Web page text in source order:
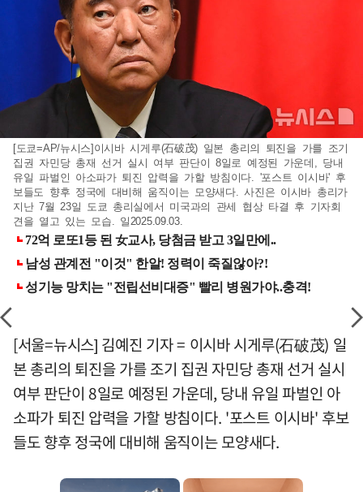
[도쿄=AP/뉴시스]이시바 시게루(石破茂) 일본 총리의 퇴진을 가를 조기
집권 자민당 총재 선거 실시 여부 판단이 8일로 예정된 가운데, 당내
유일 파벌인 아소파가 퇴진 압력을 가할 방침이다. '포스트 이시바' 후
보들도 향후 정국에 대비해 움직이는 모양새다. 사진은 이시바 총리가
지난 7월 23일 도쿄 총리실에서 미국과의 관세 협상 타결 후 기자회
견을 열고 있는 모습. 일2025.09.03.
[서울=뉴시스] 김예진 기자 = 이시바 시게루(石破茂) 일
본 총리의 퇴진을 가를 조기 집권 자민당 총재 선거 실시
여부 판단이 8일로 예정된 가운데, 당내 유일 파벌인 아
소파가 퇴진 압력을 가할 방침이다. '포스트 이시바' 후보
들도 향후 정국에 대비해 움직이는 모양새다.